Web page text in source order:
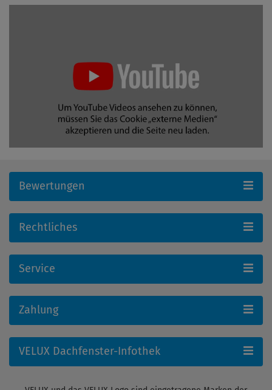
Bewertungen
Rechtliches
Service
Zahlung
VELUX Dachfenster-Infothek